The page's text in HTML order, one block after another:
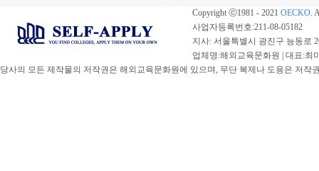
Copyright ⓒ1981 - 2021 OECKO.
사업자등록번호:211-08-05182
지사: 서울특별시 광진구 능동로
업체명:해외교육문화원 | 대표:최
당사의 모든 제작물의 저작권은 해외교육문화원에 있으며, 무단 복제나 도용은 저